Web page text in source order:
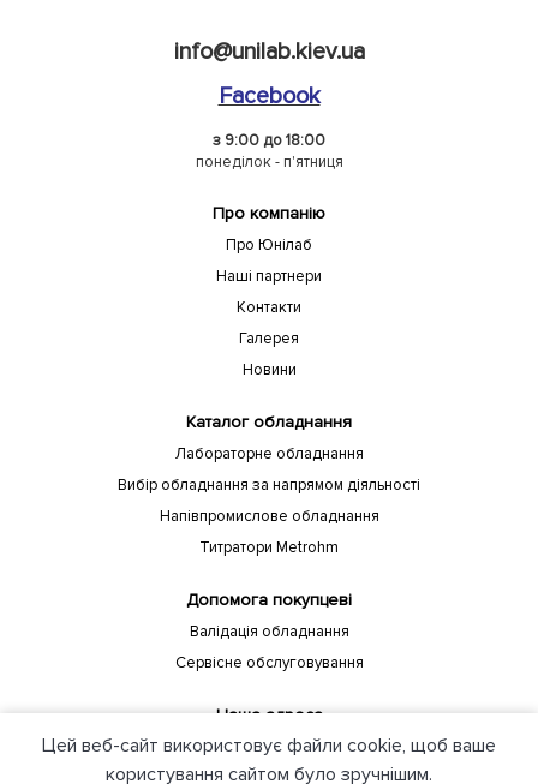
info@unilab.kiev.ua
Facebook
з 9:00 до 18:00
понеділок - п'ятниця
Про компанію
Про Юнілаб
Наші партнери
Контакти
Галерея
Новини
Каталог обладнання
Лабораторне обладнання
Вибір обладнання за напрямом діяльності
Напівпромислове обладнання
Титратори Metrohm
Допомога покупцеві
Валідація обладнання
Сервісне обслуговування
Наша адреса
Україна, Київ, 04208, пр-т Європейського союзу, 88 Б Компанія
Цей веб-сайт використовує файли cookie, щоб ваше
користування сайтом було зручнішим.